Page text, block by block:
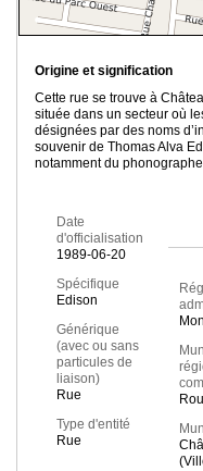
Origine et signification
Cette rue se trouve à
située dans un secteur où
désignées par des noms
souvenir de Thomas Alva
notamment du
Date
d'officialisation
1989-06-20
Spécifique
Edison
Générique
(avec ou sans
particules de
liaison)
Rue
Type d'entité
Rue